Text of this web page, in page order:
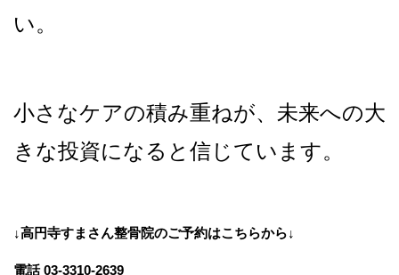
い。
小さなケアの積み重ねが、未来への大
きな投資になると信じています。
↓高円寺すまさん整骨院のご予約はこちらから↓
電話 03-3310-2639